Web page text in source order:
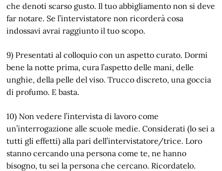
che denoti scarso gusto. Il tuo abbigliamento non si deve
far notare. Se l’intervistatore non ricorderà cosa
indossavi avrai raggiunto il tuo scopo.
9) Presentati al colloquio con un aspetto curato. Dormi
bene la notte prima, cura l’aspetto delle mani, delle
unghie, della pelle del viso. Trucco discreto, una goccia
di profumo. E basta.
10) Non vedere l’intervista di lavoro come
un’interrogazione alle scuole medie. Considerati (lo sei a
tutti gli effetti) alla pari dell’intervistatore/trice. Loro
stanno cercando una persona come te, ne hanno
bisogno, tu sei la persona che cercano. Ricordatelo.